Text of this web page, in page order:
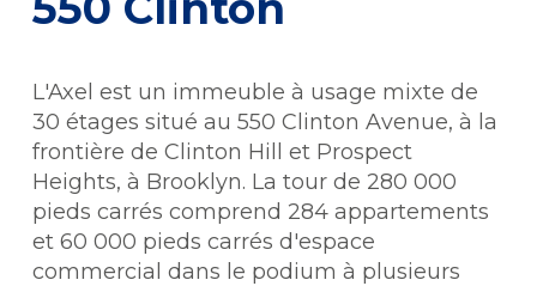
L'Axel est un immeuble à usage mixte de
30 étages situé au 550 Clinton Avenue, à la
frontière de Clinton Hill et Prospect
Heights, à Brooklyn. La tour de 280 000
pieds carrés comprend 284 appartements
et 60 000 pieds carrés d'espace
commercial dans le podium à plusieurs